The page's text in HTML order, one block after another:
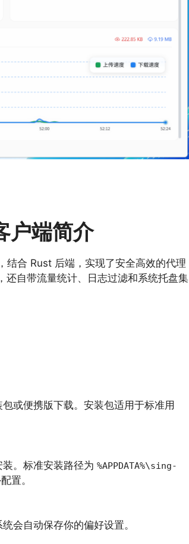
端简介
合 Rust 后端，实现了安全高效的代理
自带流量统计、日志过滤和系统托盘集
包或便携版下载。安装包适用于标准用
。标准安装路径为 %APPDATA%\sing-
置。
会自动保存你的偏好设置。